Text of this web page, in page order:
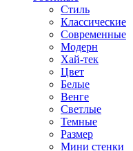
Стиль
Классические
Современные
Модерн
Хай-тек
Цвет
Белые
Венге
Светлые
Темные
Размер
Мини стенки